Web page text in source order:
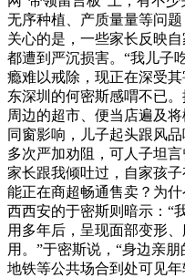
无序种植、产质量量等问
关心的是，一些家长反映
都遭到严沉损害。“我儿子
瘾难以戒除，现正在深受
东深圳的何密斯感喟不已
周边的超市、便当店遍及
同窗影响，儿子起头跟风
多次严加劝阻，可人子坦
家长跟我倾吐过，自家孩
能正在商超畅通售卖？为
西西安的于密斯则暗示：“
用多年后，呈现面部变形
用。”于密斯说，“身边亲
地铁等公共场合到处可见